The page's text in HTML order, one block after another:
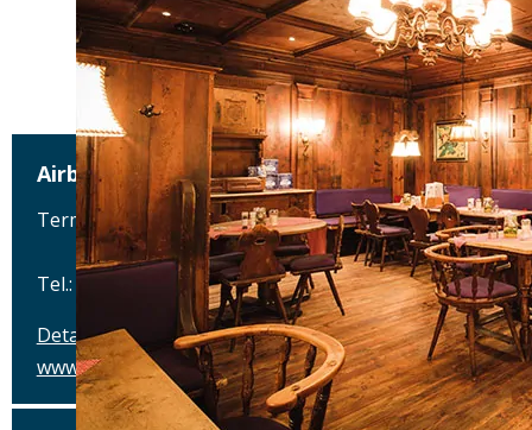
Airbräu am Flughafen München
Terminalstraße Mitte 18, 85356 München-Flughafen
Tel.: Tel.: 089 - 97593111
Details
www.airbraeu.de